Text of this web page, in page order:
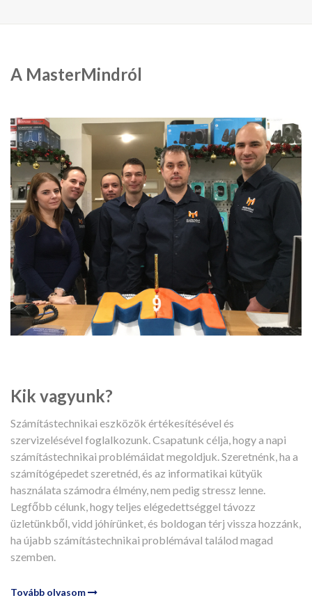
A MasterMindról
Kik vagyunk?
Számítástechnikai eszközök értékesítésével és
szervizelésével foglalkozunk. Csapatunk célja, hogy a napi
számítástechnikai problémáidat megoldjuk. Szeretnénk, ha a
számítógépedet szeretnéd, és az informatikai kütyük
használata számodra élmény, nem pedig stressz lenne.
Legfőbb célunk, hogy teljes elégedettséggel távozz
üzletünkből, vidd jóhírünket, és boldogan térj vissza hozzánk,
ha újabb számítástechnikai problémával találod magad
szemben.
Tovább olvasom